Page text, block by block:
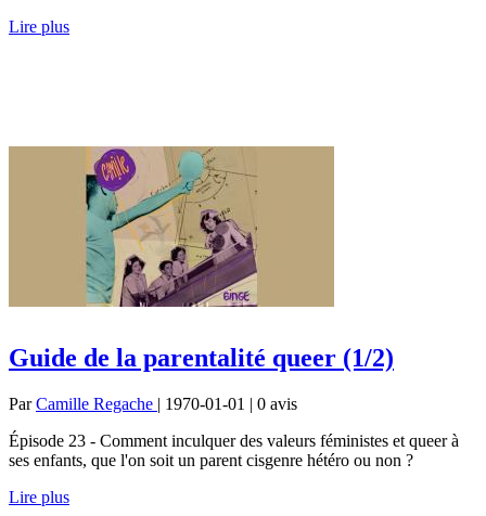
Lire plus
Guide de la parentalité queer (1/2)
ParCamille Regache | 1970-01-01 | 0 avis
Épisode 23 - Comment inculquer des valeurs féministes et queer à
ses enfants, que l'on soit un parent cisgenre hétéro ou non ?
Lire plus